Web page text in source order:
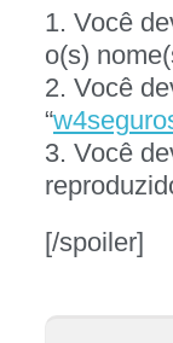
1. Você
o(s)
2. Você
“
3. Você
[/spoiler]